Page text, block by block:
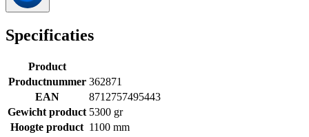
Specificaties
Product
Productnummer 362871
EAN
8712757495443
Gewicht product 5300 gr
Hoogte product 1100 mm